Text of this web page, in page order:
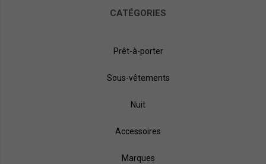
CATÉGORIES
Prêt-à-porter
Sous-vêtements
Nuit
Accessoires
Marques